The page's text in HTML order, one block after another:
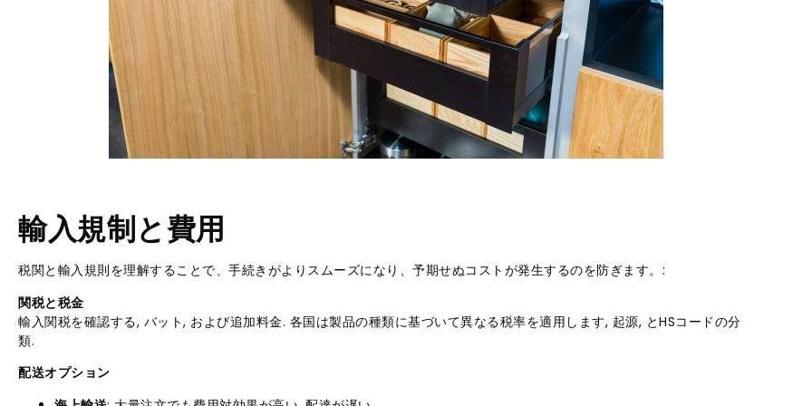
輸入規制と費用
税関と輸入規則を理解することで、手続きがよりスムーズになり、予期せぬコストが発生するのを防ぎます。:
関税と税金
輸入関税を確認する, バット, および追加料金. 各国は製品の種類に基づいて異なる税率を適用します, 起源, とHSコードの分
類.
配送オプション